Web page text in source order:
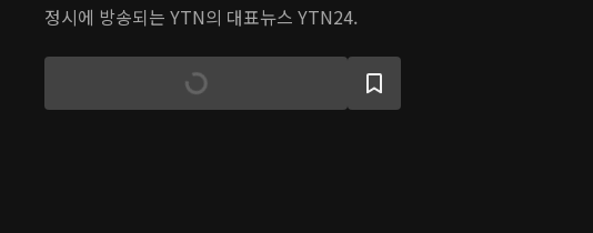
정시에 방송되는 YTN의 대표뉴스 YTN24.